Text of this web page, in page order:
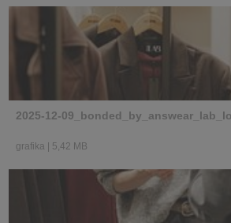
2025-12-
grafika 5,42 MB